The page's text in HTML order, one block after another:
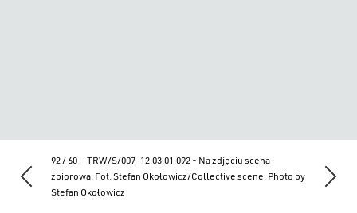
92 / 60
TRW/S/007_12.03.01.092 - Na zdjęciu scena
zbiorowa. Fot. Stefan Okołowicz/Collective scene. Photo by
Stefan Okołowicz